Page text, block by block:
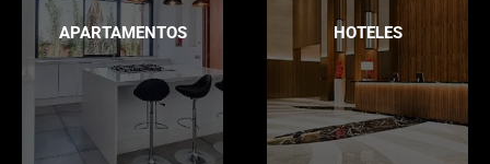
APARTAMENTOS HOTELES